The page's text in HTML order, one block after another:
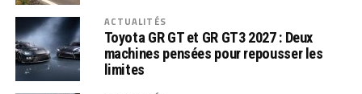
ACTUALITÉS
Toyota GR GT et GR GT3 2027 : Deux
machines pensées pour repousser les
limites